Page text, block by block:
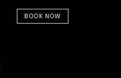
BOOK NOW